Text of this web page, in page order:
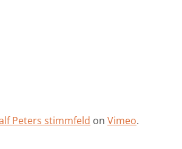
Peters stimmfeld on Vimeo.